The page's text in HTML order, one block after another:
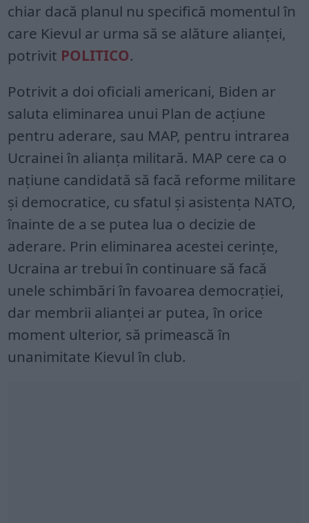
chiar dacă planul nu specifică momentul în
care Kievul ar urma să se alăture alianței,
potrivit POLITICO.
Potrivit a doi oficiali americani, Biden ar
saluta eliminarea unui Plan de acțiune
pentru aderare, sau MAP, pentru intrarea
Ucrainei în alianța militară. MAP cere ca o
națiune candidată să facă reforme militare
și democratice, cu sfatul și asistența NATO,
înainte de a se putea lua o decizie de
aderare. Prin eliminarea acestei cerințe,
Ucraina ar trebui în continuare să facă
unele schimbări în favoarea democrației,
dar membrii alianței ar putea, în orice
moment ulterior, să primească în
unanimitate Kievul în club.